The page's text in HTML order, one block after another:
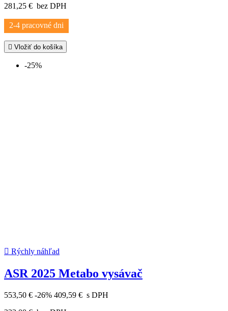
281,25 € bez DPH
2-4 pracovné dni
 Vložiť do košíka
-25%
 Rýchly náhľad
ASR 2025 Metabo vysávač
553,50 € -26% 409,59 € s DPH